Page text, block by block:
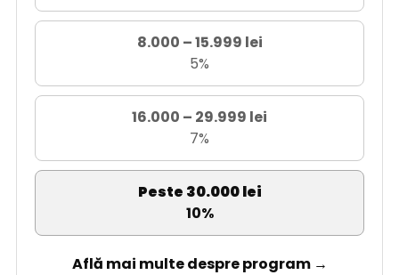
8.000 – 15.999 lei
5%
16.000 – 29.999 lei
7%
Peste 30.000 lei
10%
Află mai multe despre program →